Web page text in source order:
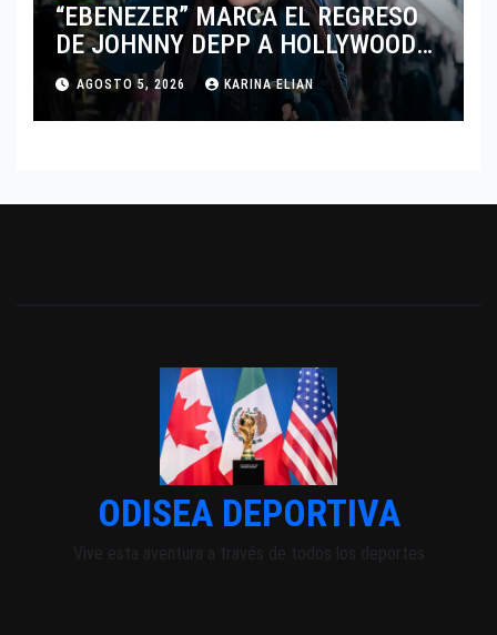
“EBENEZER” MARCA EL REGRESO
DE JOHNNY DEPP A HOLLYWOOD
TRAS SU PASO POR EL CINE
INDEPENDIENTE EUROPEO
AGOSTO 5, 2026 KARINA ELIAN
ODISEA DEPORTIVA
Vive esta aventura a través de todos los deportes